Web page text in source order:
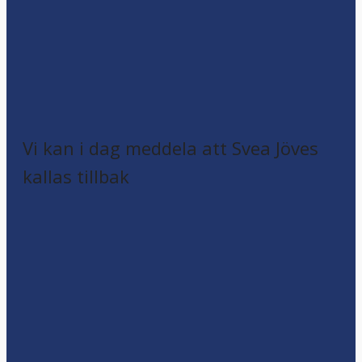
Vi kan i dag meddela att Svea Jöves
kallas tillbak